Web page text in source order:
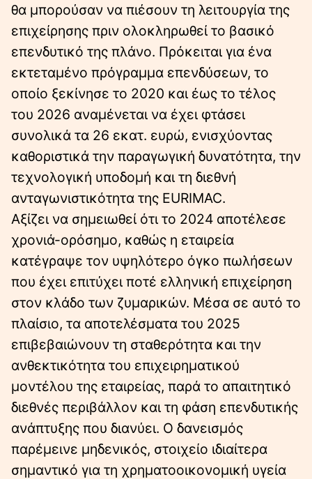
θα μπορούσαν να πιέσουν τη λειτουργία της
επιχείρησης πριν ολοκληρωθεί το βασικό
επενδυτικό της πλάνο. Πρόκειται για ένα
εκτεταμένο πρόγραμμα επενδύσεων, το
οποίο ξεκίνησε το 2020 και έως το τέλος
του 2026 αναμένεται να έχει φτάσει
συνολικά τα 26 εκατ. ευρώ, ενισχύοντας
καθοριστικά την παραγωγική δυνατότητα, την
τεχνολογική υποδομή και τη διεθνή
ανταγωνιστικότητα της EURIMAC.
Αξίζει να σημειωθεί ότι το 2024 αποτέλεσε
χρονιά-ορόσημο, καθώς η εταιρεία
κατέγραψε τον υψηλότερο όγκο πωλήσεων
που έχει επιτύχει ποτέ ελληνική επιχείρηση
στον κλάδο των ζυμαρικών. Μέσα σε αυτό το
πλαίσιο, τα αποτελέσματα του 2025
επιβεβαιώνουν τη σταθερότητα και την
ανθεκτικότητα του επιχειρηματικού
μοντέλου της εταιρείας, παρά το απαιτητικό
διεθνές περιβάλλον και τη φάση επενδυτικής
ανάπτυξης που διανύει. Ο δανεισμός
παρέμεινε μηδενικός, στοιχείο ιδιαίτερα
σημαντικό για τη χρηματοοικονομική υγεία